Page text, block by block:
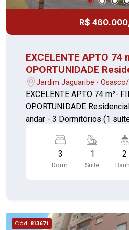
R$
EXCELENTE APTO 74
OPORTUNIDADE
Metrópoles - 1 vaga
Jardim Jaguaribe -
EXCELENTE APTO 74 m²-
OPORTUNIDADE Residencial
andar - 3 Dormitórios (1 suíte planejada) - Sala
Sacada - Cozinha
Vaga de Garagem Condomínio com Lazer
Completo. - academia - espaço gourmet -
3
Dorm.
1
Suite
2
Cód. 813671